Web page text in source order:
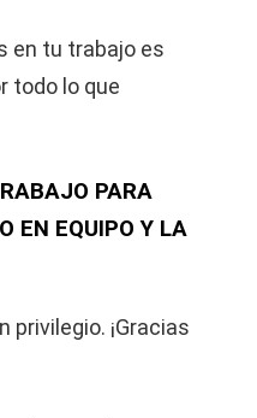
en tu trabajo es
todo lo que
PARA
EN EQUIPO Y LA
privilegio. ¡Gracias